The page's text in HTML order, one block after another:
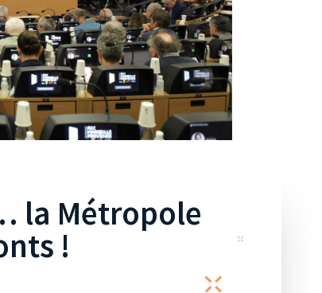
la Métropole
!